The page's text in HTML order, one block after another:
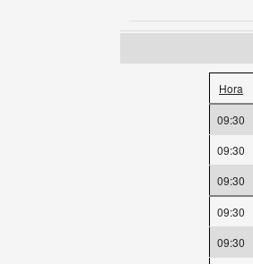
Hora
09:30
09:30
09:30
09:30
09:30